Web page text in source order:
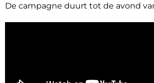
De campagne duurt tot de avond